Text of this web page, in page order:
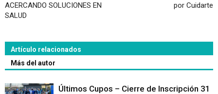
ACERCANDO SOLUCIONES EN
SALUD
por Cuidarte
Artículo relacionados
Más del autor
Últimos Cupos – Cierre de Inscripción 31